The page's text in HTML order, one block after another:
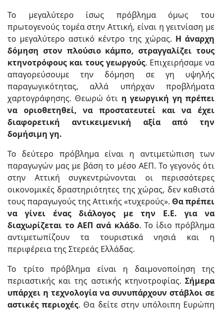
Το μεγαλύτερο ίσως πρόβλημα όμως του
πρωτογενούς τομέα στην Αττική, είναι η γειτνίαση με
το μεγαλύτερο αστικό κέντρο της χώρας. Η άναρχη
δόμηση στον πλούσιο κάμπο, στραγγαλίζει τους
κτηνοτρόφους και τους γεωργούς. Επιχειρήσαμε να
απαγορεύσουμε την δόμηση σε γη υψηλής
παραγωγικότητας, αλλά υπήρχαν προβλήματα
χαρτογράφησης. Θεωρώ ότι η γεωργική γη πρέπει
να οριοθετηθεί, να προστατευτεί και να έχει
διαφορετική αντικειμενική αξία από την
δομήσιμη γη.
Το δεύτερο πρόβλημα είναι η αντιμετώπιση των
παραγωγών μας με βάση το μέσο ΑΕΠ. Το γεγονός ότι
στην Αττική συγκεντρώνονται οι περισσότερες
οικονομικές δραστηριότητες της χώρας, δεν καθιστά
τους παραγωγούς της Αττικής «τυχερούς». Θα πρέπει
να γίνει ένας διάλογος με την Ε.Ε. για να
διαχωρίζεται το ΑΕΠ ανά κλάδο. Το ίδιο πρόβλημα
αντιμετωπίζουν τα τουριστικά νησιά και η
περιφέρεια της Στερεάς Ελλάδας.
Το τρίτο πρόβλημα είναι η δαιμονοποίηση της
περιαστικής και της αστικής κτηνοτροφίας. Σήμερα
υπάρχει η τεχνολογία να συνυπάρχουν στάβλοι σε
αστικές περιοχές. Θα δείτε στην υπόλοιπη Ευρώπη